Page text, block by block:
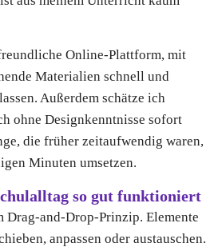
Online-Plattform, mit
Materialien schnell und
Außerdem schätze ich
ohne Designkenntnisse sofort
die früher zeitaufwendig waren,
Minuten umsetzen.
so gut funktioniert
Drag-and-Drop-Prinzip. Elemente
anpassen oder austauschen.